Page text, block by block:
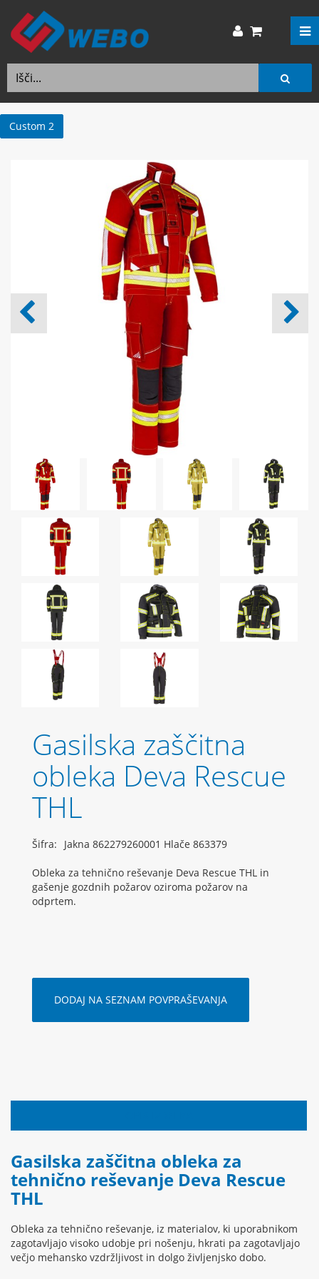
Custom 2
Gasilska zaščitna
obleka Deva Rescue
THL
Šifra: Jakna 862279260001 Hlače 863379
Obleka za tehnično reševanje Deva Rescue THL in
gašenje gozdnih požarov oziroma požarov na
odprtem.
DODAJ NA SEZNAM POVPRAŠEVANJA
Gasilska zaščitna obleka za
tehnično reševanje Deva Rescue
THL
Obleka za tehnično reševanje, iz materialov, ki uporabnikom
zagotavljajo visoko udobje pri nošenju, hkrati pa zagotavljajo
večjo mehansko vzdržljivost in dolgo življenjsko dobo.